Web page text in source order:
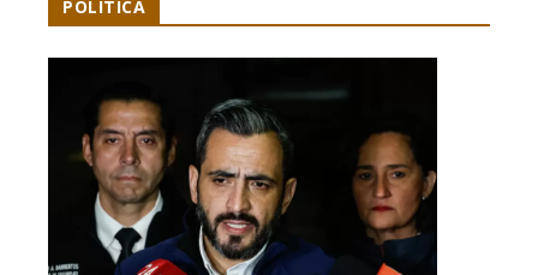
POLÍTICA